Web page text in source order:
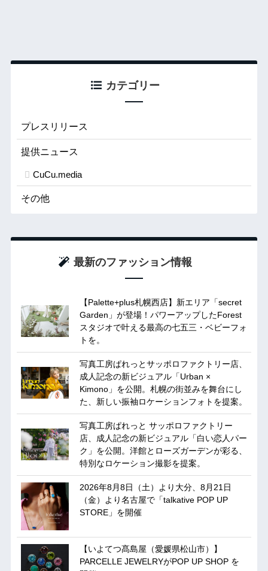
カテゴリー
プレスリリース
提供ニュース
CuCu.media
その他
最新のファッション情報
【Palette+plus札幌西店】新エリア「secret
Garden」が登場！パワーアップしたForest
スタジオで叶える最高の七五三・ベビーフォ
トを。
写真工房ぱれっとサッポロファクトリー店、
成人記念の新ビジュアル「Urban ×
Kimono」を公開。札幌の街並みを舞台にし
た、新しい振袖ロケーションフォトを提案。
写真工房ぱれっと サッポロファクトリー
店、成人記念の新ビジュアル「白い恋人パー
ク」を公開。洋館とローズガーデンが彩る、
特別なロケーション撮影を提案。
2026年8月8日（土）より大分、8月21日
（金）より名古屋で「talkative POP UP
STORE」を開催
【いよてつ髙島屋（愛媛県松山市）】
PARCELLE JEWELRYがPOP UP SHOP を